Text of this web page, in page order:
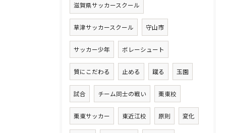
滋賀県サッカースクール
草津サッカースクール 守山市
サッカー少年 ボレーシュート
質にこだわる 止める 蹴る 玉園
試合 チーム同士の戦い 栗東校
栗東サッカー 東近江校 原則 変化